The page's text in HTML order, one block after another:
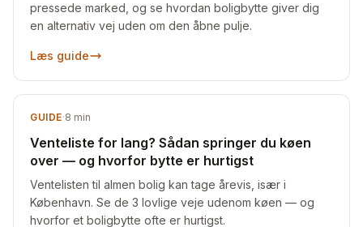
pressede marked, og se hvordan boligbytte giver dig
en alternativ vej uden om den åbne pulje.
Læs guide
GUIDE·8 min
Venteliste for lang? Sådan springer du køen
over — og hvorfor bytte er hurtigst
Ventelisten til almen bolig kan tage årevis, især i
København. Se de 3 lovlige veje udenom køen — og
hvorfor et boligbytte ofte er hurtigst.